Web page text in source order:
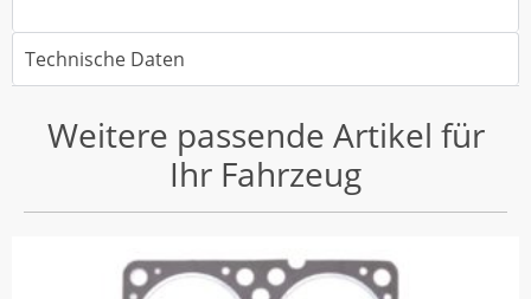
Technische Daten
Weitere passende Artikel für
Ihr Fahrzeug